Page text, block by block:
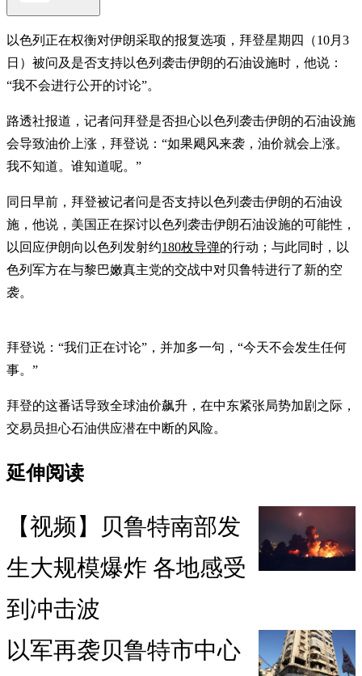
以色列正在权衡对伊朗采取的报复选项，拜登星期四（10月3
日）被问及是否支持以色列袭击伊朗的石油设施时，他说：
“我不会进行公开的讨论”。
路透社报道，记者问拜登是否担心以色列袭击伊朗的石油设施
会导致油价上涨，拜登说：“如果飓风来袭，油价就会上涨。
我不知道。谁知道呢。”
同日早前，拜登被记者问是否支持以色列袭击伊朗的石油设
施，他说，美国正在探讨以色列袭击伊朗石油设施的可能性，
以回应伊朗向以色列发射约180枚导弹的行动；与此同时，以
色列军方在与黎巴嫩真主党的交战中对贝鲁特进行了新的空
袭。
拜登说：“我们正在讨论”，并加多一句，“今天不会发生任何
事。”
拜登的这番话导致全球油价飙升，在中东紧张局势加剧之际，
交易员担心石油供应潜在中断的风险。
延伸阅读
【视频】贝鲁特南部发
生大规模爆炸 各地感受
到冲击波
以军再袭贝鲁特市中心